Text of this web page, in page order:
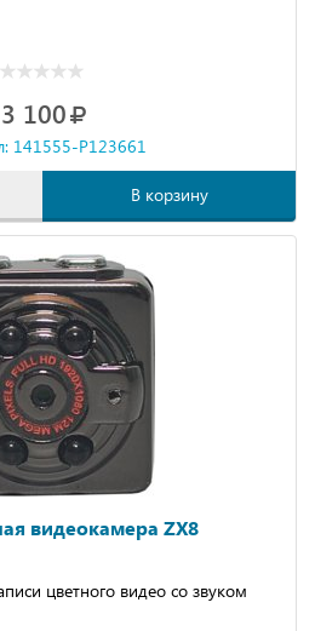
3 100
141555-P123661
В корзину
видеокамера ZX8
цветного видео со звуком